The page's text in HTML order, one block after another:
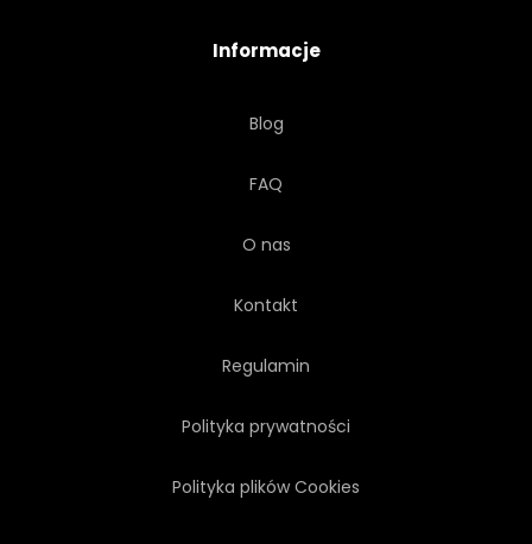
Informacje
Blog
FAQ
O nas
Kontakt
Regulamin
Polityka prywatności
Polityka plików Cookies